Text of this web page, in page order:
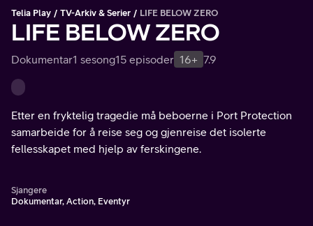
Telia Play TV-Arkiv & Serier LIFE BELOW ZERO
LIFE BELOW ZERO
Dokumentar1 sesong15 episoder 16+ 7.9
Etter en fryktelig tragedie må beboerne i Port Protection
samarbeide for å reise seg og gjenreise det isolerte
fellesskapet med hjelp av ferskingene.
Sjangere
Dokumentar, Action, Eventyr